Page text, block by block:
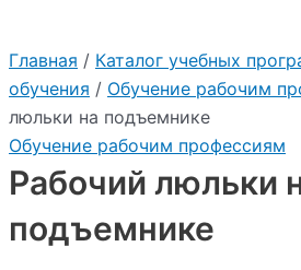
Главная / Каталог учебных
обучения / Обучение рабочим
люльки на подъемнике
Обучение рабочим профессиям
Рабочий люльки
подъемнике